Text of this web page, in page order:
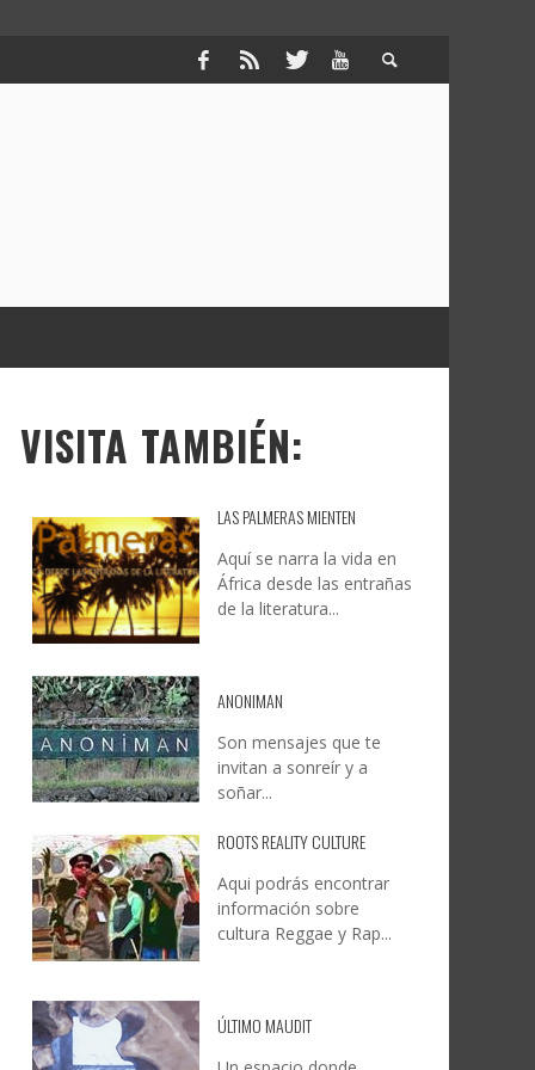
A
Y
DOCANARIAS CONVOCA A
INSTITUCIONES A REFLEXIONAR
SOBRE LA INTERNACIONALIZACIÓN
CREATIVA CANARIA, 6 AGOSTO, 2026
JESÚS RODRÍGUEZ FALCÓN:
NATURALEZA, CAMINO Y
FOTOGRAFÍA
VISITA TAMBIÉN:
LAS PALMERAS MIENTEN
Aquí se narra la vida en
África desde las entrañas
de la literatura...
ANONIMAN
Son mensajes que te
invitan a sonreír y a
soñar...
ROOTS REALITY CULTURE
Aqui podrás encontrar
información sobre
cultura Reggae y Rap...
ÚLTIMO MAUDIT